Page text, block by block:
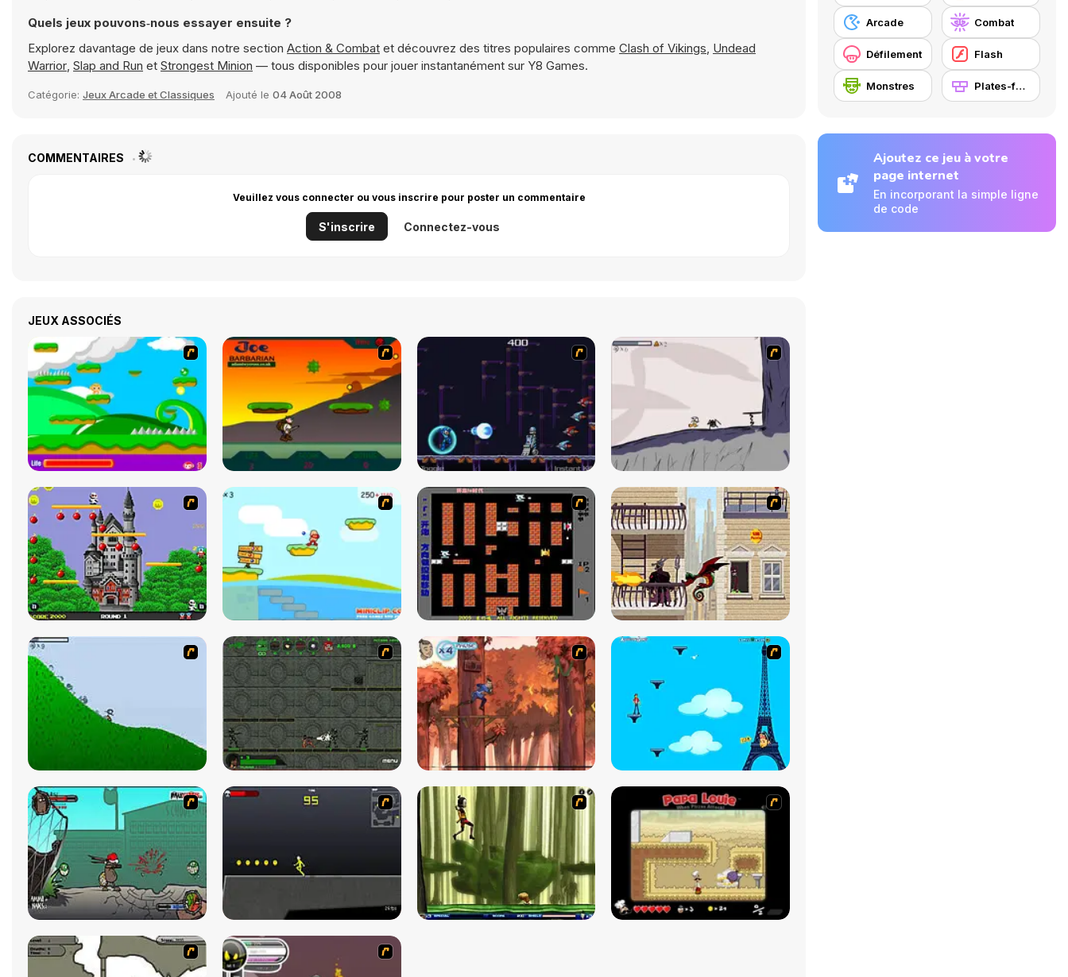
Quels jeux pouvons‑nous essayer ensuite ?
Explorez davantage de jeux dans notre section Action & Combat et découvrez des titres populaires comme Clash of Vikings, Undead
Warrior, Slap and Run et Strongest Minion — tous disponibles pour jouer instantanément sur Y8 Games.
Catégorie: Jeux Arcade et Classiques Ajouté le 04 Août 2008
COMMENTAIRES
Veuillez vous connecter ou vous inscrire pour poster un commentaire
S'inscrire Connectez-vous
JEUX ASSOCIÉS
Arcade Combat
Défilement Flash
Monstres Plates-formes
Ajoutez ce jeu à votre
page internet
En incorporant la simple ligne
de code